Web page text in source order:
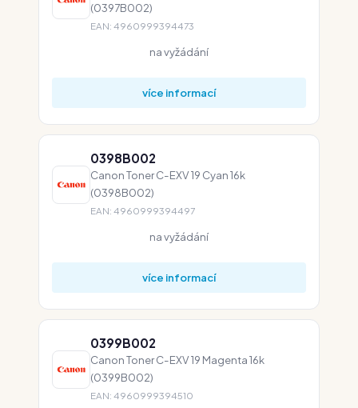
(0397B002)
EAN: 4960999394473
na vyžádání
více informací
0398B002
Canon Toner C-EXV 19 Cyan 16k
(0398B002)
EAN: 4960999394497
na vyžádání
více informací
0399B002
Canon Toner C-EXV 19 Magenta 16k
(0399B002)
EAN: 4960999394510